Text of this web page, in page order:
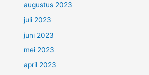
augustus 2023
juli 2023
juni 2023
mei 2023
april 2023